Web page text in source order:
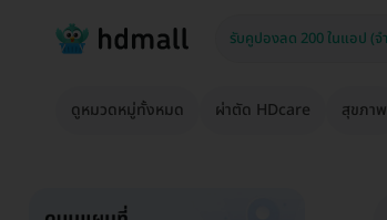
ดูหมวดหมู่ทั้งหมด ผ่าตัด HDcare สุขภาพ